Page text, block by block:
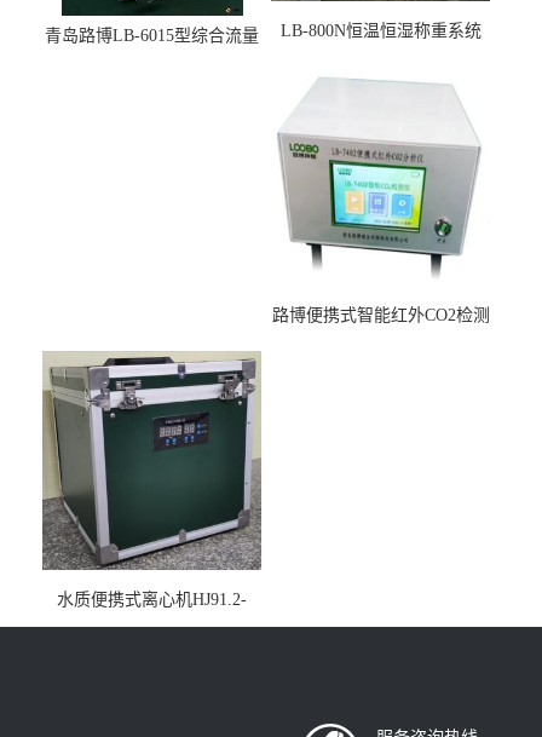
青岛路博LB-6015型综合流量
LB-800N恒温恒湿称重系统
路博便携式智能红外CO2检测
水质便携式离心机HJ91.2-
2022地表水总磷监测内置有